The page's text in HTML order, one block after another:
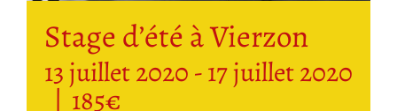
Stage d’été à Vierzon
13 juillet 2020 -17 juillet 2020
| 185€